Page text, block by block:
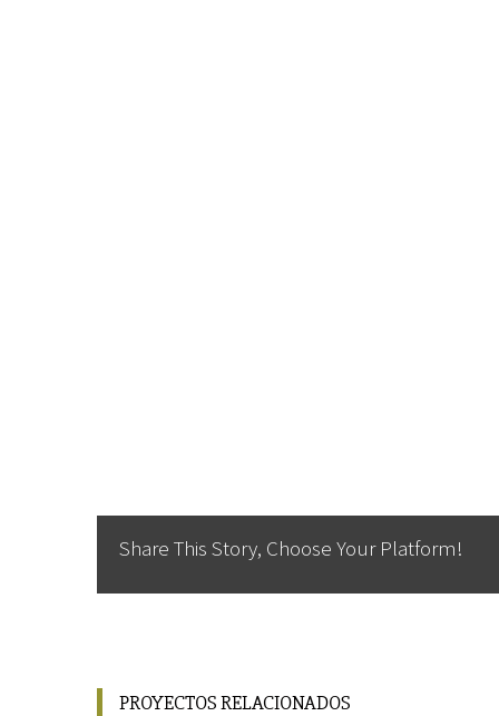
Share This Story, Choose Your Platform!
PROYECTOS RELACIONADOS